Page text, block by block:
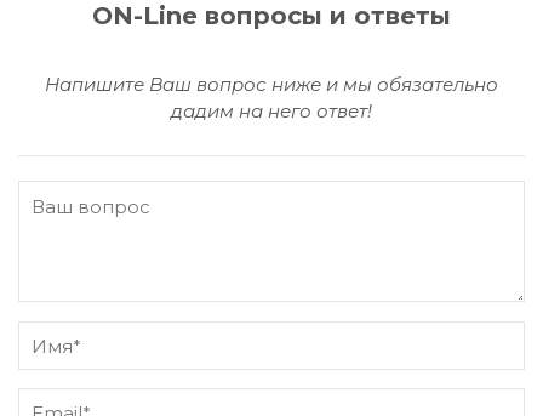
ON-Line вопросы и ответы
Напишите Ваш вопрос ниже и мы обязательно
дадим на него ответ!